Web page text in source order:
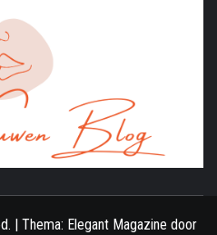
Thema: Elegant Magazine door